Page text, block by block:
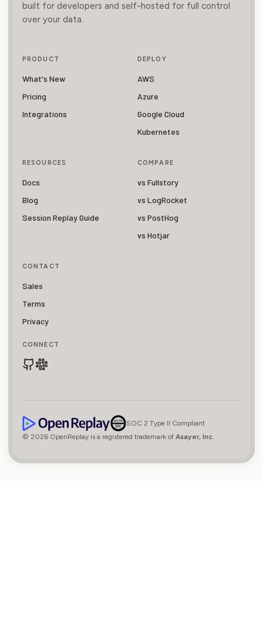
built for developers and self-hosted for full control
over your data.
PRODUCT
What's New
Pricing
Integrations
DEPLOY
AWS
Azure
Google Cloud
Kubernetes
RESOURCES
Docs
Blog
Session Replay Guide
COMPARE
vs Fullstory
vs LogRocket
vs PostHog
vs Hotjar
CONTACT
Sales
Terms
Privacy
CONNECT
SOC 2 Type II Compliant
© 2026 OpenReplay is a registered trademark of Asayer, Inc.